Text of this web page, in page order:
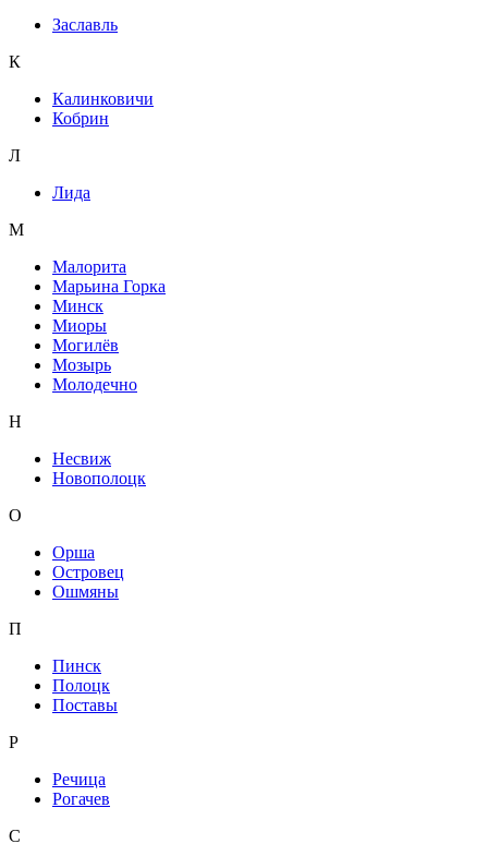
Заславль
К
Калинковичи
Кобрин
Л
Лида
М
Малорита
Марьина Горка
Минск
Миоры
Могилёв
Мозырь
Молодечно
Н
Несвиж
Новополоцк
О
Орша
Островец
Ошмяны
П
Пинск
Полоцк
Поставы
Р
Речица
Рогачев
С